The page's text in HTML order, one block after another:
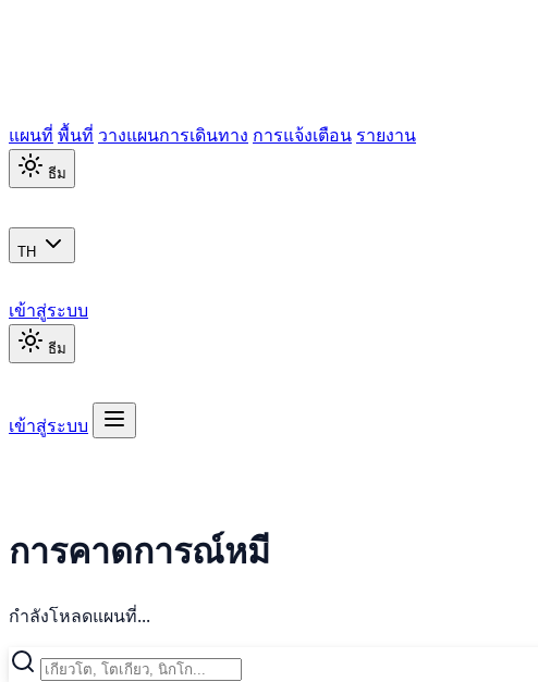
แผนที่ พื้นที่ วางแผนการเดินทาง การแจ้งเตือน รายงาน
ธีม
TH
เข้าสู่ระบบ
ธีม
เข้าสู่ระบบ
การคาดการณ์หมี
กำลังโหลดแผนที่...